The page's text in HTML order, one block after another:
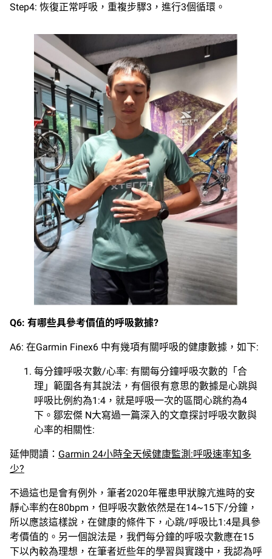
Step4: 恢復正常呼吸，重複步驟3，進行3個循環。
Q6: 有哪些具參考價值的呼吸數據?
A6: 在Garmin Finex6 中有幾項有關呼吸的健康數據，如下:
每分鐘呼吸次數/心率: 有關每分鐘呼吸次數的「合
理」範圍各有其說法，有個很有意思的數據是心跳與
呼吸比例約為1:4，就是呼吸一次的區間心跳約為4
下。鄒宏傑 N大寫過一篇深入的文章探討呼吸次數與
心率的相關性:
延伸閱讀： Garmin 24小時全天候健康監測:呼吸速率知多
少?
不過這也是會有例外，筆者2020年罹患甲狀腺亢進時的安
靜心率約在80bpm，但呼吸次數依然是在14~15下/分鐘，
所以應該這樣說，在健康的條件下，心跳/呼吸比1:4是具參
考價值的。另一個說法是，我們每分鐘的呼吸次數應在15
下以內較為理想，在筆者近些年的學習與實踐中，我認為呼